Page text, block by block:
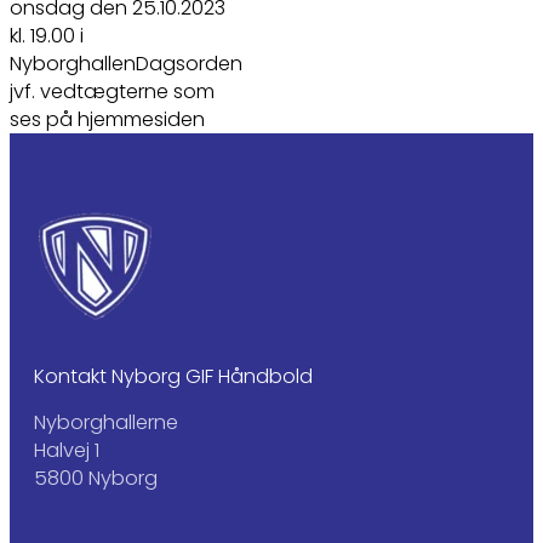
onsdag den 25.10.2023
kl. 19.00 i
NyborghallenDagsorden
jvf. vedtægterne som
ses på hjemmesiden
Kontakt Nyborg GIF Håndbold
Nyborghallerne
Halvej 1
5800 Nyborg